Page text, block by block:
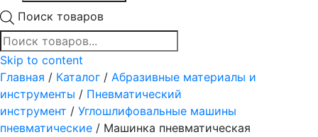
Поиск товаров
Skip to content
Главная / Каталог / Абразивные материалы и
инструменты / Пневматический
инструмент / Углошлифовальные машины
пневматические / Машинка пневматическая